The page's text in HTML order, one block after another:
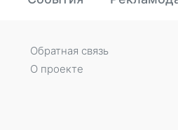
Обратная связь
О проекте